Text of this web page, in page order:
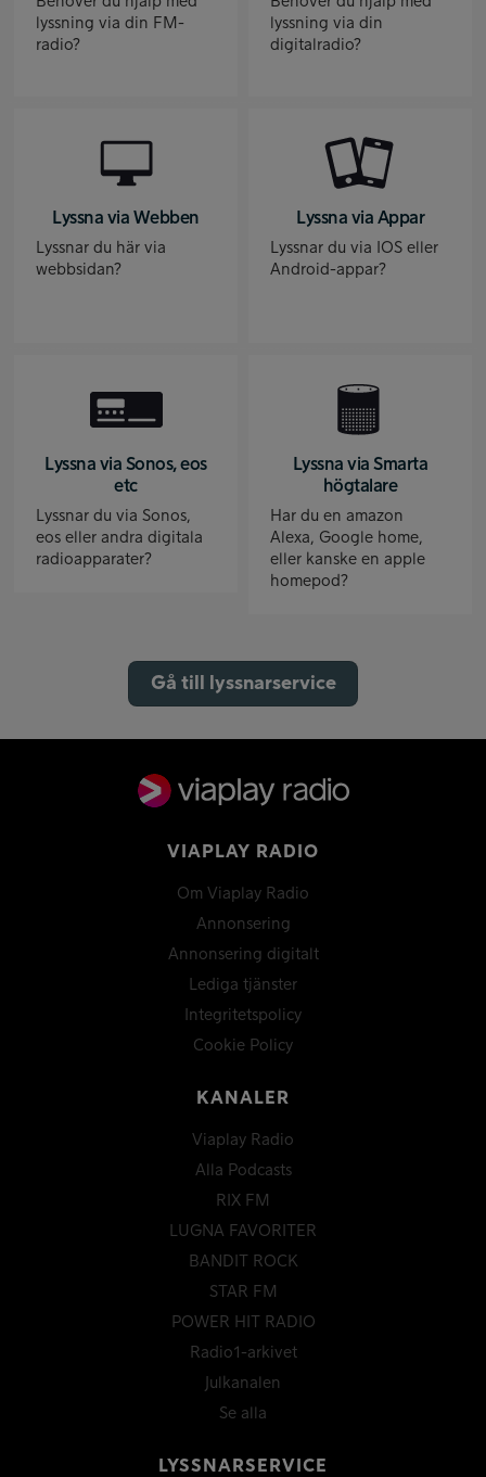
lyssning via din FM-
radio?
lyssning via din
digitalradio?
Lyssna via Webben
Lyssnar du här via
webbsidan?
Lyssna via Appar
Lyssnar du via IOS eller
Android-appar?
Lyssna via Sonos, eos
etc
Lyssnar du via Sonos,
eos eller andra digitala
radioapparater?
Lyssna via Smarta
högtalare
Har du en amazon
Alexa, Google home,
eller kanske en apple
homepod?
Gå till lyssnarservice
VIAPLAY RADIO
Om Viaplay Radio
Annonsering
Annonsering digitalt
Lediga tjänster
Integritetspolicy
Cookie Policy
KANALER
Viaplay Radio
Alla Podcasts
RIX FM
LUGNA FAVORITER
BANDIT ROCK
STAR FM
POWER HIT RADIO
Radio1-arkivet
Julkanalen
Se alla
LYSSNARSERVICE